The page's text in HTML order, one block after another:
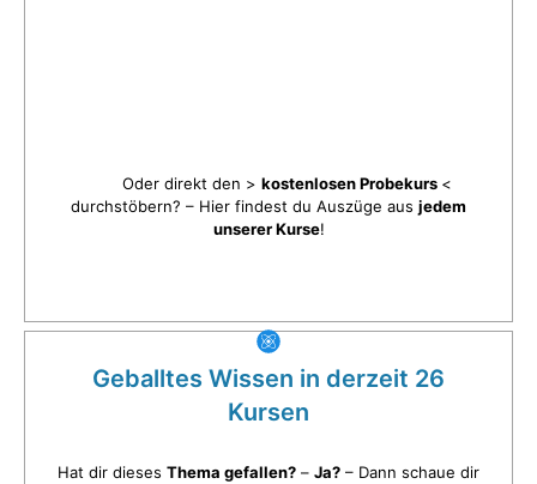
Oder direkt den > kostenlosen Probekurs <
durchstöbern? – Hier findest du Auszüge aus jedem
unserer Kurse!
Geballtes Wissen in derzeit 26
Kursen
Hat dir dieses Thema gefallen? – Ja? – Dann schaue dir